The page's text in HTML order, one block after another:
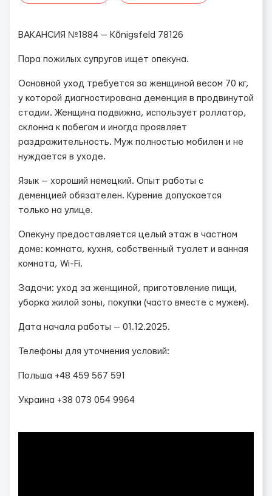
ВАКАНСИЯ №1884 — Königsfeld 78126
Пара пожилых супругов ищет опекуна.
Основной уход требуется за женщиной весом 70 кг,
у которой диагностирована деменция в продвинутой
стадии. Женщина подвижна, использует роллатор,
склонна к побегам и иногда проявляет
раздражительность. Муж полностью мобилен и не
нуждается в уходе.
Язык — хороший немецкий. Опыт работы с
деменцией обязателен. Курение допускается
только на улице.
Опекуну предоставляется целый этаж в частном
доме: комната, кухня, собственный туалет и ванная
комната, Wi-Fi.
Задачи: уход за женщиной, приготовление пищи,
уборка жилой зоны, покупки (часто вместе с мужем).
Дата начала работы — 01.12.2025.
Телефоны для уточнения условий:
Польша +48 459 567 591
Украина +38 073 054 9964